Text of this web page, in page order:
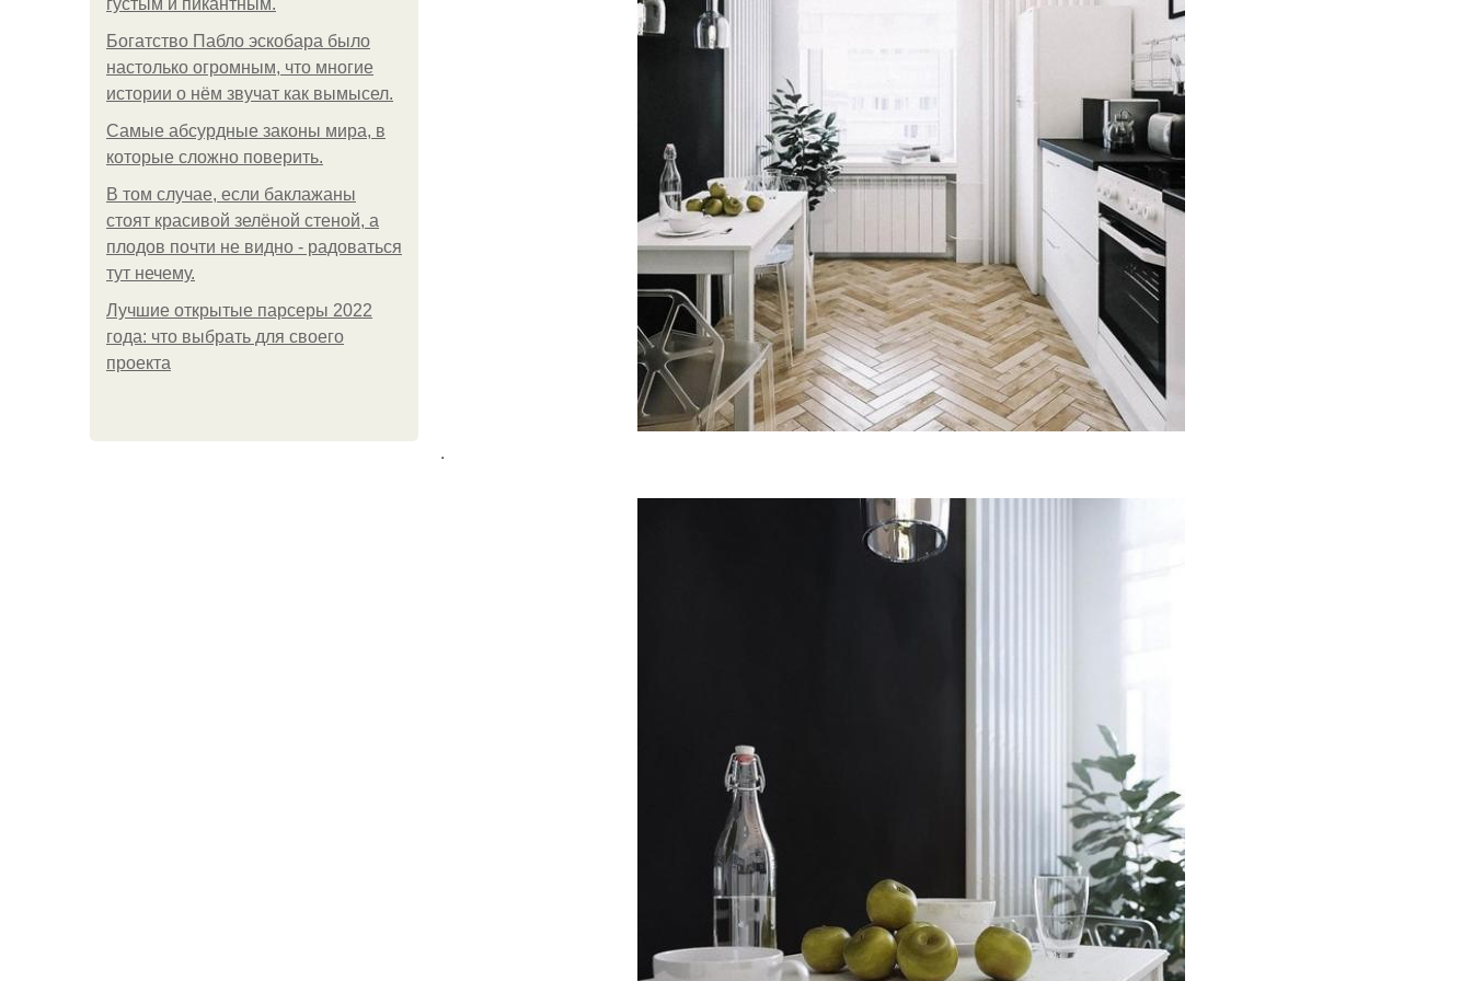
густым и пикантным.
Богатство Пабло эскобара было
настолько огромным, что многие
истории о нём звучат как вымысел.
Самые абсурдные законы мира, в
которые сложно поверить.
В том случае, если баклажаны
стоят красивой зелёной стеной, а
плодов почти не видно - радоваться
тут нечему.
Лучшие открытые парсеры 2022
года: что выбрать для своего
проекта
.